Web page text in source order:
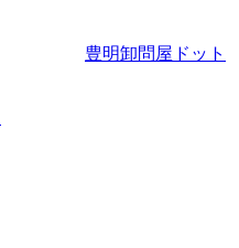
豊明卸問屋ドット